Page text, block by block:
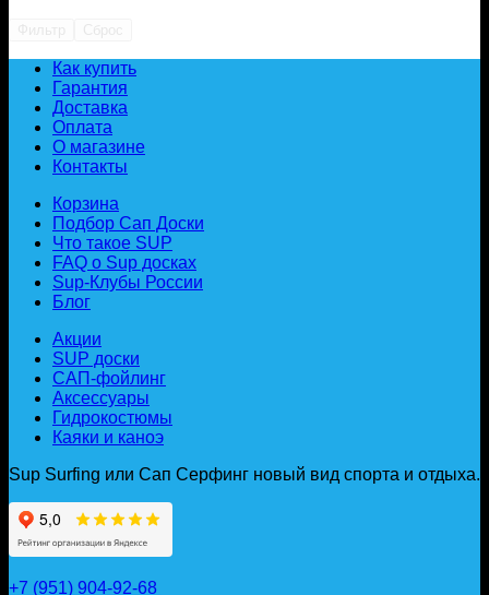
Как купить
Гарантия
Доставка
Оплата
О магазине
Контакты
Корзина
Подбор Сап Доски
Что такое SUP
FAQ о Sup досках
Sup-Клубы России
Блог
Акции
SUP доски
САП-фойлинг
Аксессуары
Гидрокостюмы
Каяки и каноэ
Sup Surfing или Сап Серфинг новый вид спорта и отдыха.
+7 (951) 904-92-68